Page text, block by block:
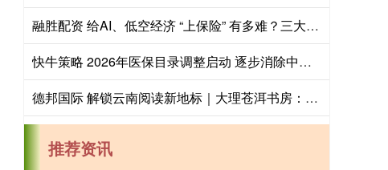
融胜配资 给AI、低空经济 “上保险” 有多难？三大痛有待破解
快牛策略 2026年医保目录调整启动 逐步消除中成药“尚不明确”表述
德邦国际 解锁云南阅读新地标｜大理苍洱书房：风花雪月里的慢读时光
推荐资讯